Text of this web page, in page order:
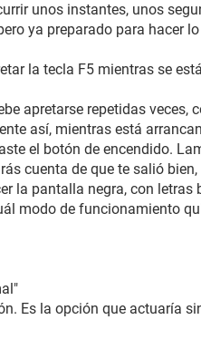
unos instantes, unos
ya preparado para hacer
la tecla F5 mientras se
apretarse repetidas veces,
así, mientras está
el botón de encendido.
cuenta de que te salió
la pantalla negra, con
modo de funcionamiento
Es la opción que actuaría